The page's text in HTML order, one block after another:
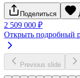
Поделиться
2 509 000 ₽
Открыть подробный
Previous slide